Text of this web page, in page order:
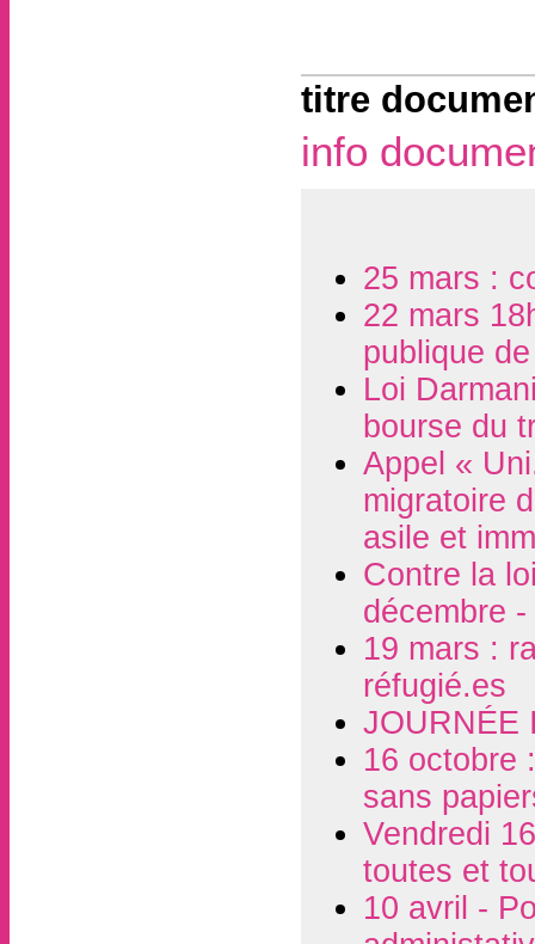
titre
info
25 mars :
22 mars
publique
Loi
bourse du
Appel «
migratoire
asile et
Contre la
décembre
19 mars :
réfugié.es
JOURNÉE
16 octobre
sans
Vendredi
toutes et
10 avril -